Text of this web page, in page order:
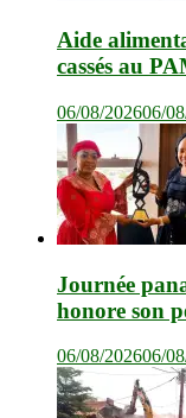
Aide
cassés au
06/08/202606/
Journée
honore son
06/08/202606/